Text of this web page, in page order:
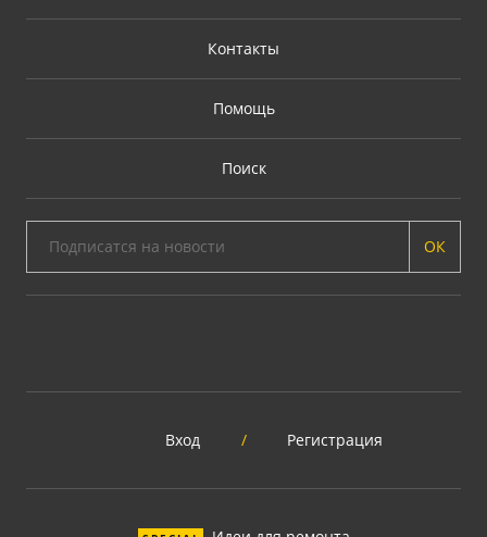
Контакты
Помощь
Поиск
ОК
Вход / Регистрация